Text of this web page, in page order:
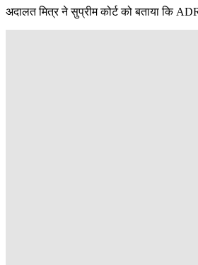
अदालत मित्र ने सुप्रीम कोर्ट को बताया कि